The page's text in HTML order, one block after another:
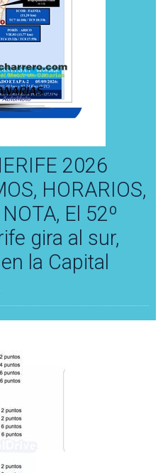
2026
HORARIOS,
El 52º
gira al sur,
la Capital